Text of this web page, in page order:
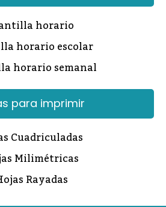
horario
horario escolar
horario semanal
para imprimir
Cuadriculadas
Milimétricas
Rayadas